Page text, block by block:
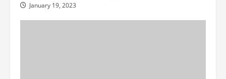
January 19, 2023